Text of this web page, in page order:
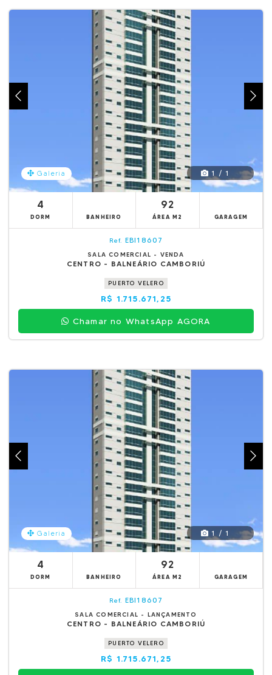
Galeria 1 / 1
4
DORM BANHEIRO
92
ÁREA M2 GARAGEM
Ref. EBI18607
SALA COMERCIAL - VENDA
CENTRO - BALNEÁRIO CAMBORIÚ
PUERTO VELERO
R$ 1.715.671,25
Chamar no WhatsApp AGORA
Galeria 1 / 1
4
DORM BANHEIRO
92
ÁREA M2 GARAGEM
Ref. EBI18607
SALA COMERCIAL - LANÇAMENTO
CENTRO - BALNEÁRIO CAMBORIÚ
PUERTO VELERO
R$ 1.715.671,25